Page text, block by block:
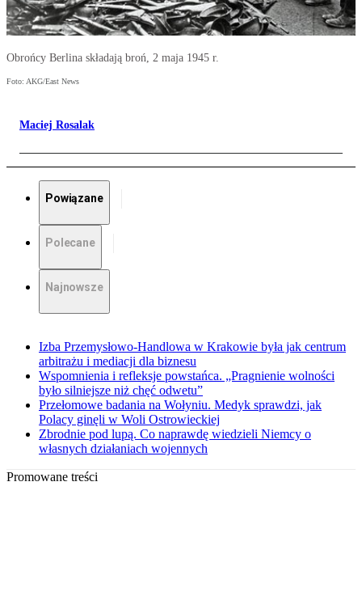
Obrońcy Berlina składają broń, 2 maja 1945 r.
Foto: AKG/East News
Maciej Rosalak
Powiązane
Polecane
Najnowsze
Izba Przemysłowo-Handlowa w Krakowie była jak centrum
arbitrażu i mediacji dla biznesu
Wspomnienia i refleksje powstańca. „Pragnienie wolności
było silniejsze niż chęć odwetu”
Przełomowe badania na Wołyniu. Medyk sprawdzi, jak
Polacy ginęli w Woli Ostrowieckiej
Zbrodnie pod lupą. Co naprawdę wiedzieli Niemcy o
własnych działaniach wojennych
Promowane treści